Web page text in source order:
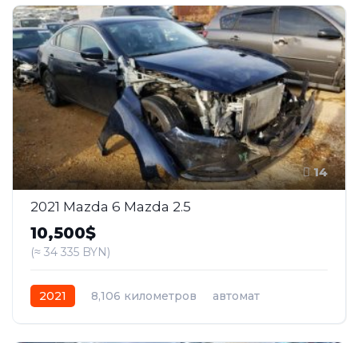
14
2021 Mazda 6 Mazda 2.5
10,500$
(≈ 34 335 BYN)
2021 8,106 километров
автомат